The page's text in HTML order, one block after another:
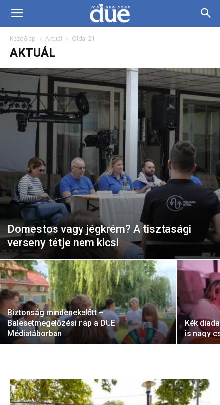
DUE
Médiahálózat…
Kezdőlap Aktuál Oldal 21
AKTUÁL
Domestos vagy jégkrém? A tisztasági
verseny tétje nem kicsi
Biztonság mindenekelőtt –
Balesetmegelőzési nap a DUE
Médiatáborban
Kék
is nagy